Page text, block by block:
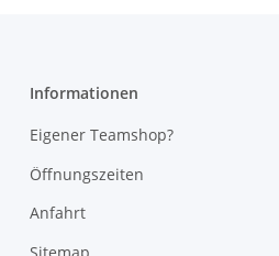
Informationen
Eigener Teamshop?
Öffnungszeiten
Anfahrt
Sitemap